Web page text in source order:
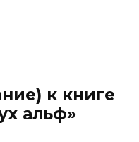
к книге
альф»